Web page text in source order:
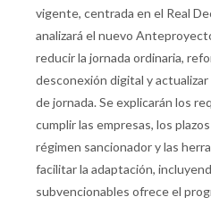
vigente, centrada en el Real
analizará el nuevo
reducir la jornada ordinaria,
desconexión digital y
de jornada. Se explicarán los
cumplir las empresas, los
régimen sancionador y las
facilitar la adaptación,
subvencionables ofrece el